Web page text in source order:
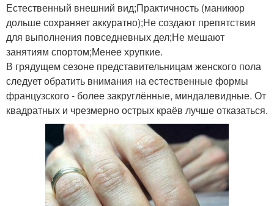
Естественный внешний вид;Практичность (маникюр
дольше сохраняет аккуратно);Не создают препятствия
для выполнения повседневных дел;Не мешают
занятиям спортом;Менее хрупкие.
В грядущем сезоне представительницам женского пола
следует обратить внимания на естественные формы
французского - более закруглённые, миндалевидные. От
квадратных и чрезмерно острых краёв лучше отказаться.